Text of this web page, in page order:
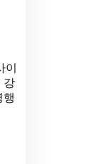
강
행